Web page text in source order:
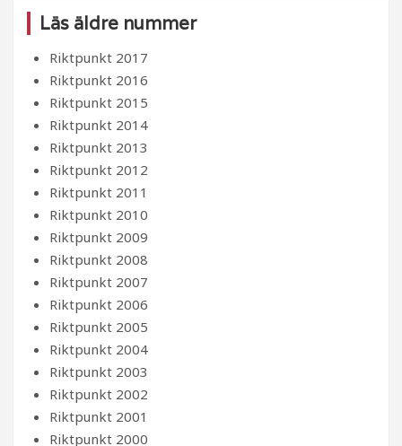
Läs äldre nummer
Riktpunkt 2017
Riktpunkt 2016
Riktpunkt 2015
Riktpunkt 2014
Riktpunkt 2013
Riktpunkt 2012
Riktpunkt 2011
Riktpunkt 2010
Riktpunkt 2009
Riktpunkt 2008
Riktpunkt 2007
Riktpunkt 2006
Riktpunkt 2005
Riktpunkt 2004
Riktpunkt 2003
Riktpunkt 2002
Riktpunkt 2001
Riktpunkt 2000